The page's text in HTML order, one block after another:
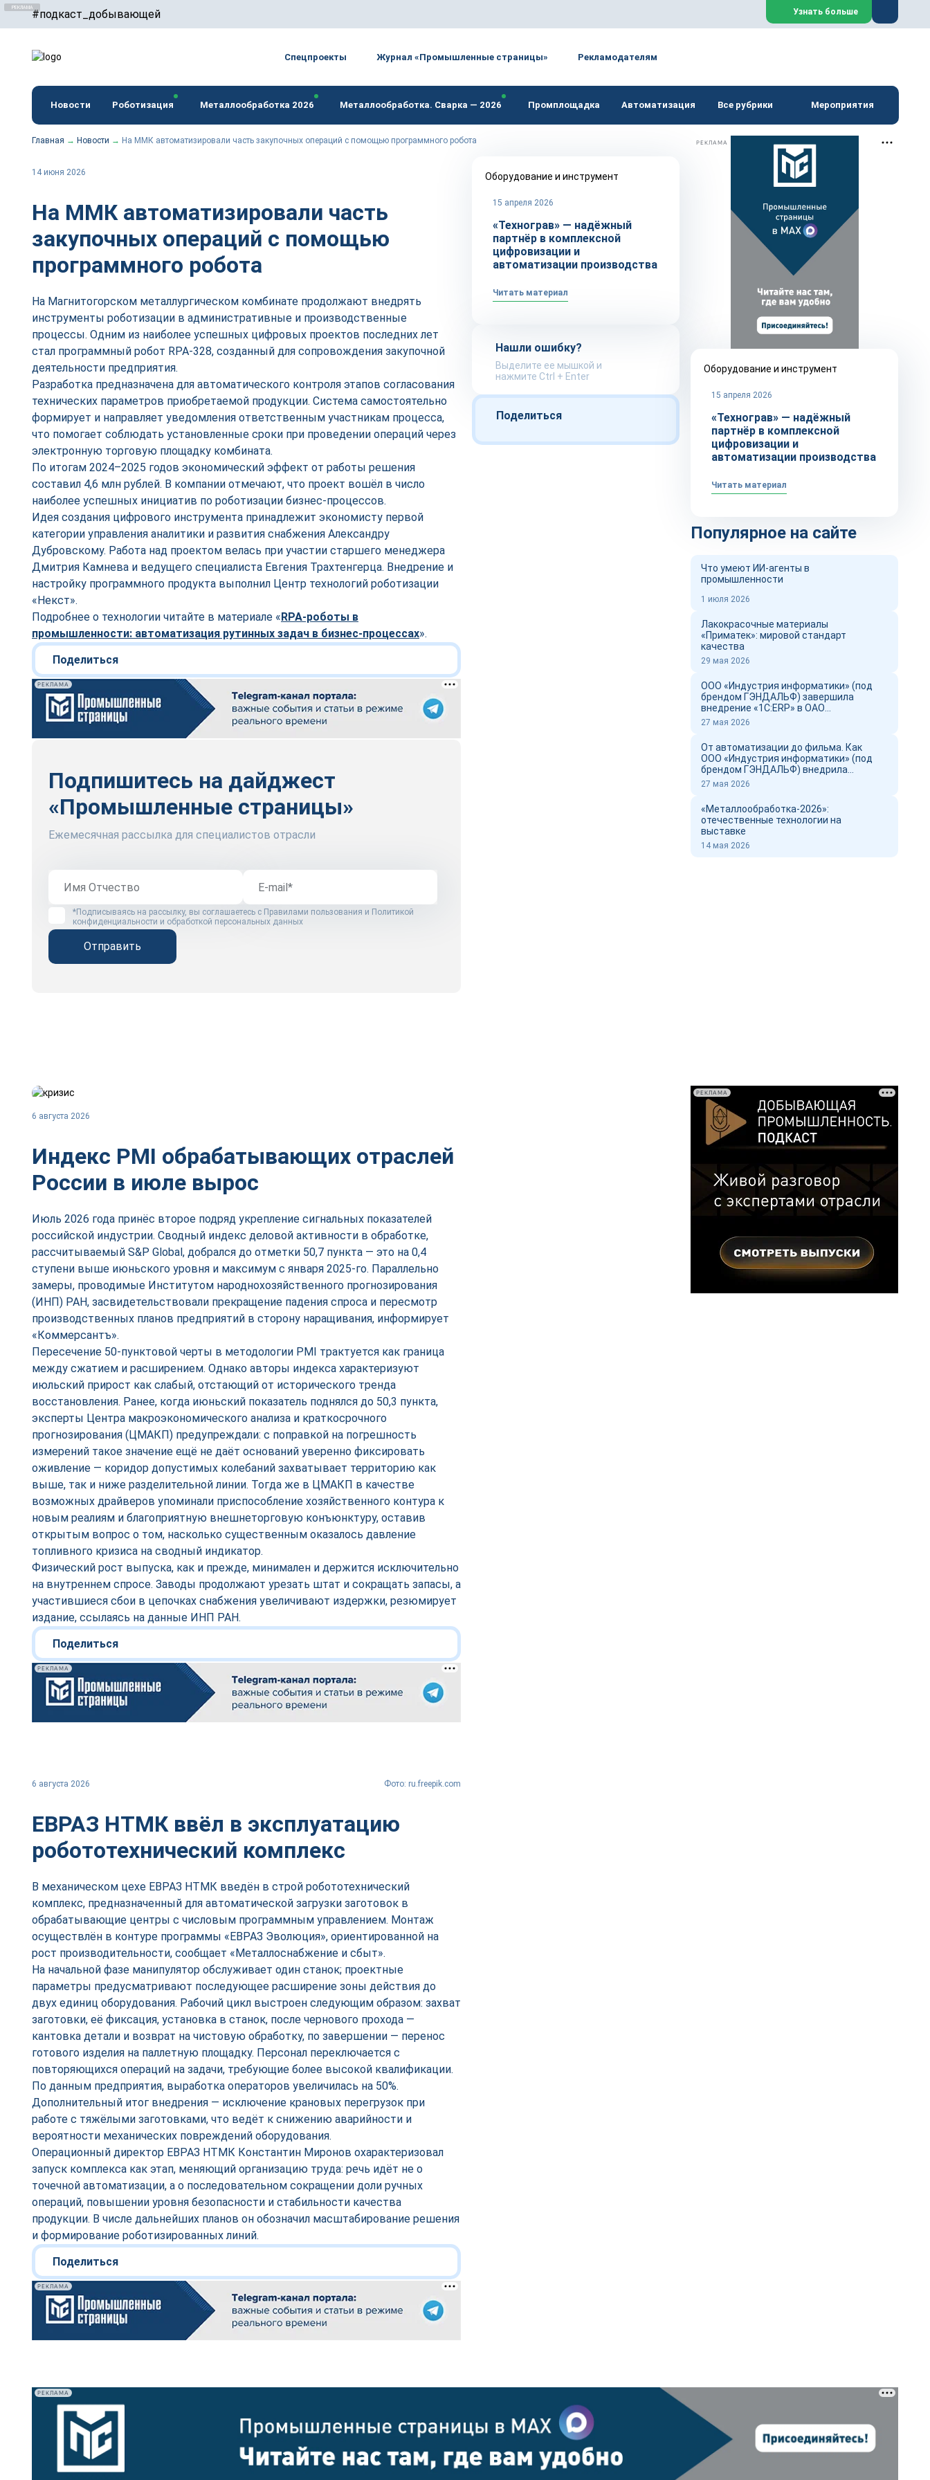
#подкаст_добывающей
erid: F7NfYUJCUneTVxVUwxTu
Узнать больше
Спецпроекты Журнал «Промышленные страницы» Рекламодателям
Новости Роботизация Металлообработка 2026 Металлообработка. Сварка — 2026 Промплощадка Автоматизация Все рубрики Мероприятия
Главная → Новости → На ММК автоматизировали часть закупочных операций с помощью программного робота
14 июня 2026
На ММК автоматизировали часть
закупочных операций с помощью
программного робота
На Магнитогорском металлургическом комбинате продолжают внедрять
инструменты роботизации в административные и производственные
процессы. Одним из наиболее успешных цифровых проектов последних лет
стал программный робот RPA-328, созданный для сопровождения закупочной
деятельности предприятия.
Разработка предназначена для автоматического контроля этапов согласования
технических параметров приобретаемой продукции. Система самостоятельно
формирует и направляет уведомления ответственным участникам процесса,
что помогает соблюдать установленные сроки при проведении операций через
электронную торговую площадку комбината.
По итогам 2024–2025 годов экономический эффект от работы решения
составил 4,6 млн рублей. В компании отмечают, что проект вошёл в число
наиболее успешных инициатив по роботизации бизнес-процессов.
Идея создания цифрового инструмента принадлежит экономисту первой
категории управления аналитики и развития снабжения Александру
Дубровскому. Работа над проектом велась при участии старшего менеджера
Дмитрия Камнева и ведущего специалиста Евгения Трахтенгерца. Внедрение и
настройку программного продукта выполнил Центр технологий роботизации
«Некст».
Подробнее о технологии читайте в материале «RPA-роботы в
промышленности: автоматизация рутинных задач в бизнес-процессах».
Поделиться
РЕКЛАМА
Подпишитесь на дайджест
«Промышленные страницы»
Ежемесячная рассылка для специалистов отрасли
*Подписываясь на рассылку, вы соглашаетесь с Правилами пользования и Политикой
конфиденциальности и обработкой персональных данных
Отправить
Оборудование и инструмент
15 апреля 2026
«Технограв» — надёжный
партнёр в комплексной
цифровизации и
автоматизации производства
Читать материал
Нашли ошибку?
Выделите ее мышкой и
нажмите Ctrl + Enter
Поделиться
РЕКЛАМА
Оборудование и инструмент
15 апреля 2026
«Технограв» — надёжный
партнёр в комплексной
цифровизации и
автоматизации производства
Читать материал
Популярное на сайте
Что умеют ИИ-агенты в
промышленности
1 июля 2026
Лакокрасочные материалы
«Приматек»: мировой стандарт
качества
29 мая 2026
ООО «Индустрия информатики» (под
брендом ГЭНДАЛЬФ) завершила
внедрение «1С:ERP» в ОАО
«Новоросцемент» и выпустил фильм о
27 мая 2026
От автоматизации до фильма. Как
ООО «Индустрия информатики» (под
брендом ГЭНДАЛЬФ) внедрила
«1С:ERP» в ОАО «Новоросцемент»
27 мая 2026
«Металлообработка-2026»:
отечественные технологии на
выставке
14 мая 2026
6 августа 2026
Индекс PMI обрабатывающих отраслей
России в июле вырос
Июль 2026 года принёс второе подряд укрепление сигнальных показателей
российской индустрии. Сводный индекс деловой активности в обработке,
рассчитываемый S&P Global, добрался до отметки 50,7 пункта — это на 0,4
ступени выше июньского уровня и максимум с января 2025-го. Параллельно
замеры, проводимые Институтом народнохозяйственного прогнозирования
(ИНП) РАН, засвидетельствовали прекращение падения спроса и пересмотр
производственных планов предприятий в сторону наращивания, информирует
«Коммерсантъ».
Пересечение 50-пунктовой черты в методологии PMI трактуется как граница
между сжатием и расширением. Однако авторы индекса характеризуют
июльский прирост как слабый, отстающий от исторического тренда
восстановления. Ранее, когда июньский показатель поднялся до 50,3 пункта,
эксперты Центра макроэкономического анализа и краткосрочного
прогнозирования (ЦМАКП) предупреждали: с поправкой на погрешность
измерений такое значение ещё не даёт оснований уверенно фиксировать
оживление — коридор допустимых колебаний захватывает территорию как
выше, так и ниже разделительной линии. Тогда же в ЦМАКП в качестве
возможных драйверов упоминали приспособление хозяйственного контура к
новым реалиям и благоприятную внешнеторговую конъюнктуру, оставив
открытым вопрос о том, насколько существенным оказалось давление
топливного кризиса на сводный индикатор.
Физический рост выпуска, как и прежде, минимален и держится исключительно
на внутреннем спросе. Заводы продолжают урезать штат и сокращать запасы, а
участившиеся сбои в цепочках снабжения увеличивают издержки, резюмирует
издание, ссылаясь на данные ИНП РАН.
Поделиться
РЕКЛАМА
6 августа 2026 Фото: ru.freepik.com
ЕВРАЗ НТМК ввёл в эксплуатацию
робототехнический комплекс
В механическом цехе ЕВРАЗ НТМК введён в строй робототехнический
комплекс, предназначенный для автоматической загрузки заготовок в
обрабатывающие центры с числовым программным управлением. Монтаж
осуществлён в контуре программы «ЕВРАЗ Эволюция», ориентированной на
рост производительности, сообщает «Металлоснабжение и сбыт».
На начальной фазе манипулятор обслуживает один станок; проектные
параметры предусматривают последующее расширение зоны действия до
двух единиц оборудования. Рабочий цикл выстроен следующим образом: захват
заготовки, её фиксация, установка в станок, после чернового прохода —
кантовка детали и возврат на чистовую обработку, по завершении — перенос
готового изделия на паллетную площадку. Персонал переключается с
повторяющихся операций на задачи, требующие более высокой квалификации.
По данным предприятия, выработка операторов увеличилась на 50%.
Дополнительный итог внедрения — исключение крановых перегрузок при
работе с тяжёлыми заготовками, что ведёт к снижению аварийности и
вероятности механических повреждений оборудования.
Операционный директор ЕВРАЗ НТМК Константин Миронов охарактеризовал
запуск комплекса как этап, меняющий организацию труда: речь идёт не о
точечной автоматизации, а о последовательном сокращении доли ручных
операций, повышении уровня безопасности и стабильности качества
продукции. В числе дальнейших планов он обозначил масштабирование решения
и формирование роботизированных линий.
Поделиться
РЕКЛАМА
РЕКЛАМА
РЕКЛАМА